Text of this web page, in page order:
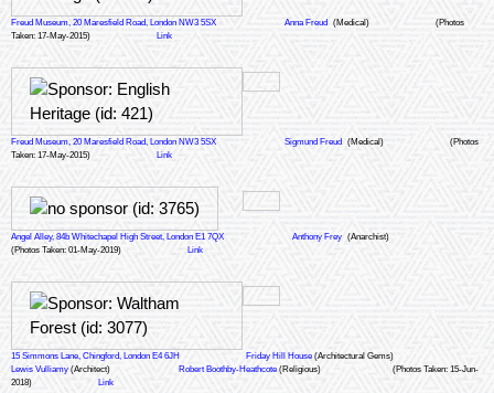
Freud Museum, 20 Maresfield Road, London NW3 5SX Anna Freud (Medical)
(Photos
Taken: 17-May-2015)
Link
Freud Museum, 20 Maresfield Road, London NW3 5SX Sigmund Freud (Medical)
(Photos
Taken: 17-May-2015)
Link
Angel Alley, 84b Whitechapel High Street, London E1 7QX Anthony Frey (Anarchist)
(Photos Taken: 01-May-2019)
Link
15 Simmons Lane, Chingford, London E4 6JH Friday Hill House (Architectural Gems)
Lewis Vulliamy (Architect) Robert Boothby-Heathcote(Religious)
(Photos Taken: 15-Jun-
2018)
Link